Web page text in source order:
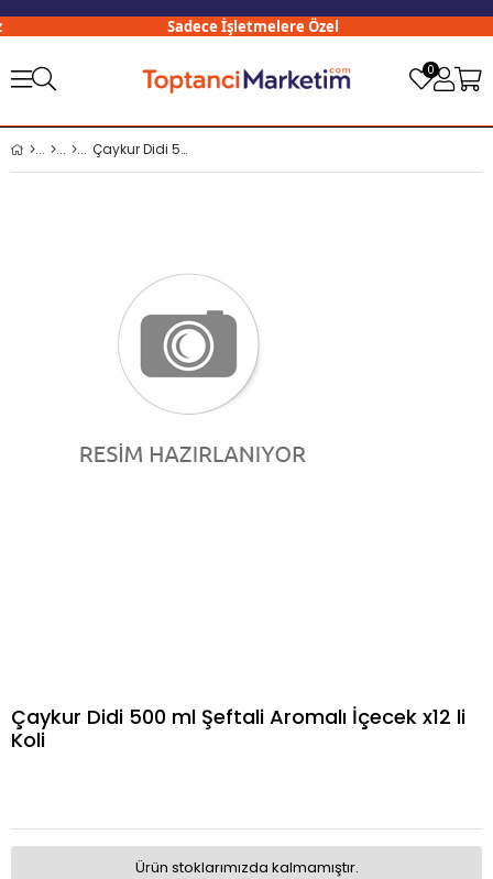
Sadece İşletmelere Özel
0
Çaykur Didi 500 ml Şeftali Aromalı İçecek x12 li Koli
Çaykur Didi 500 ml Şeftali Aromalı İçecek x12 li
Koli
Ürün stoklarımızda kalmamıştır.